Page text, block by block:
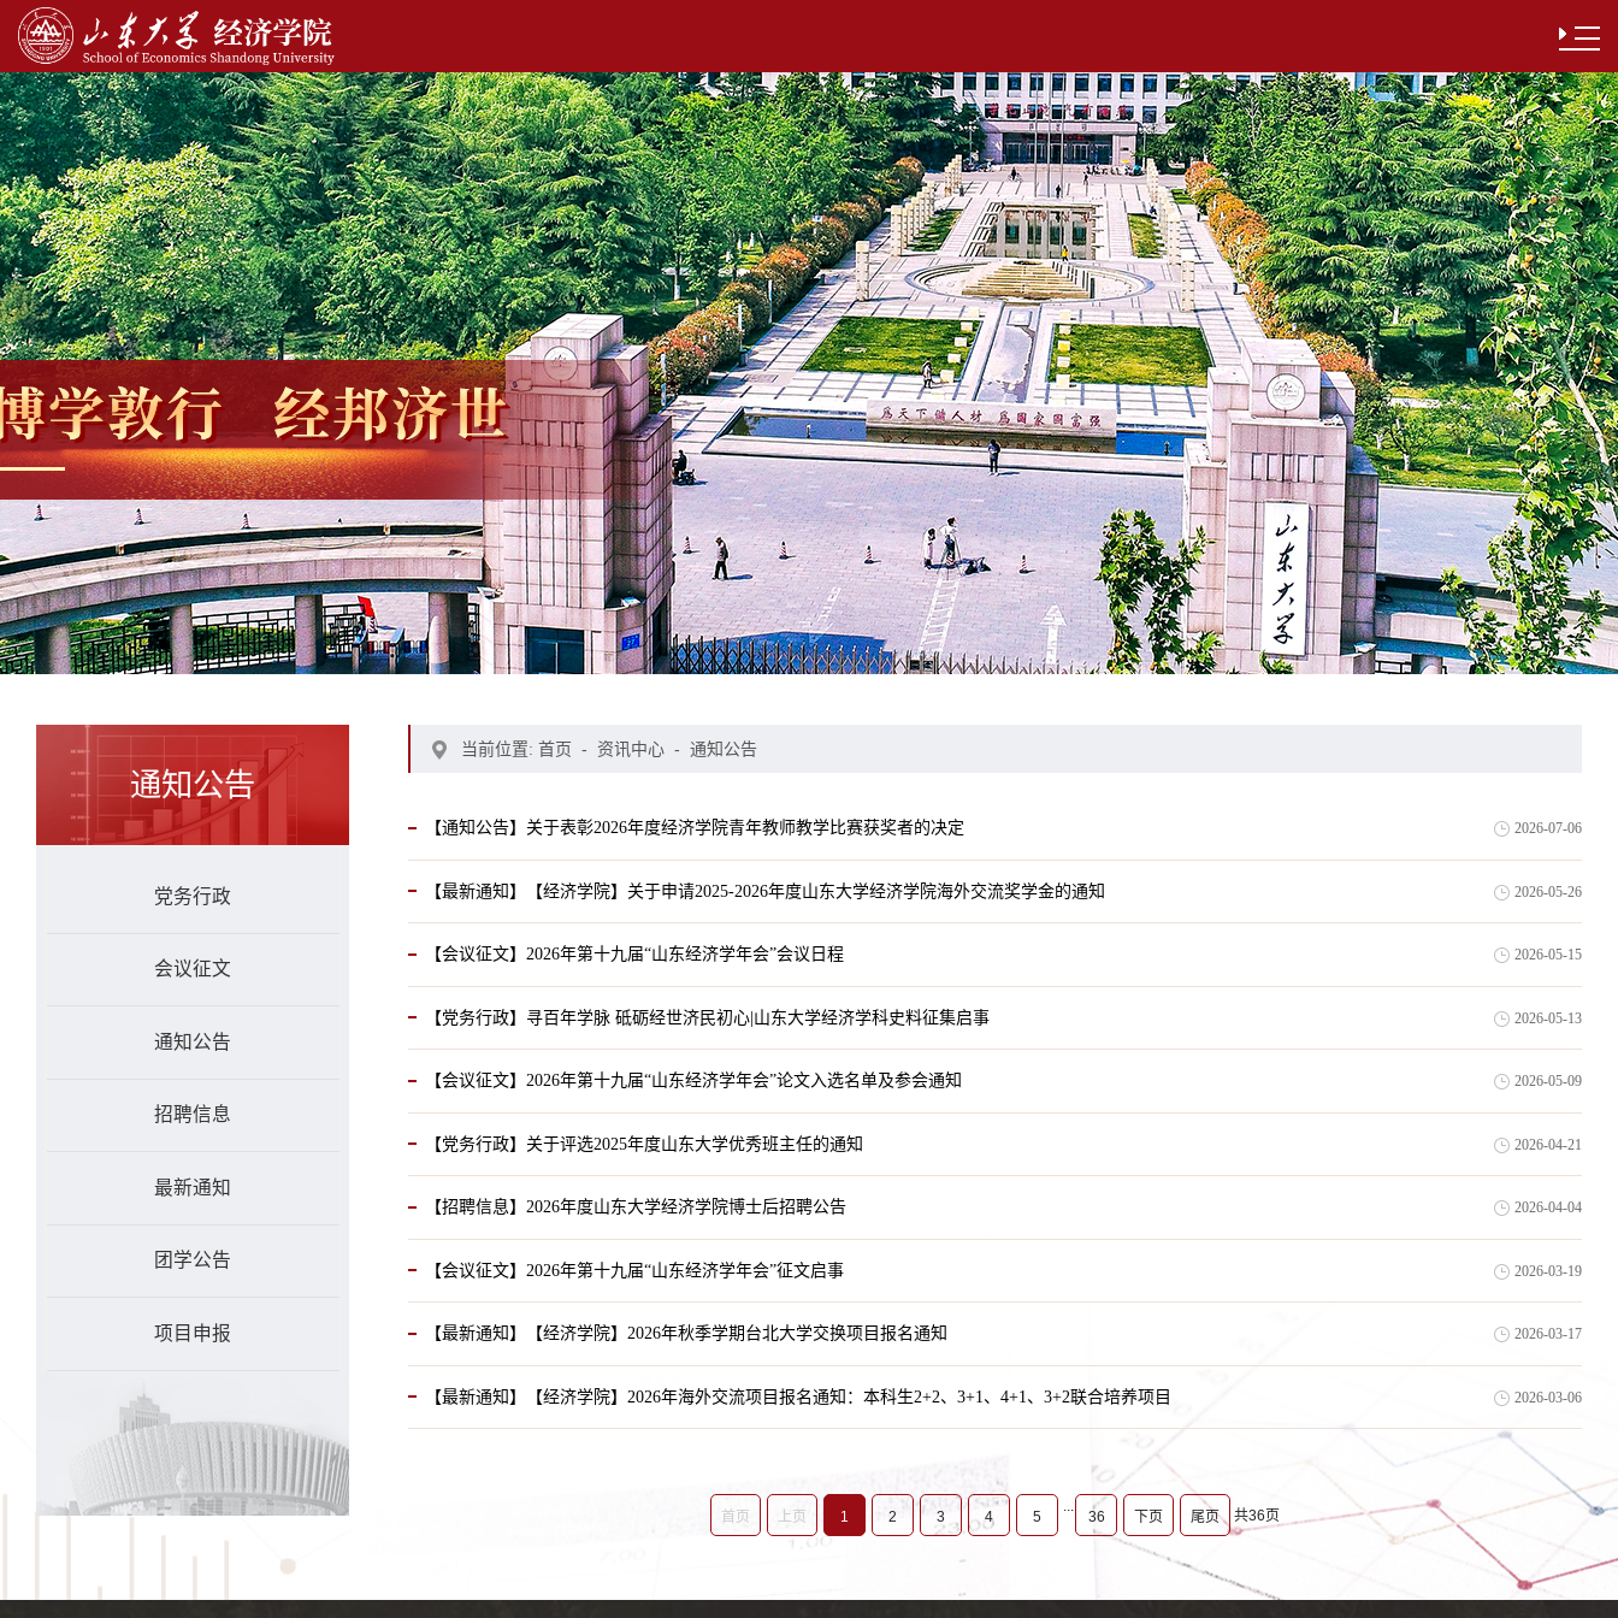
通知公告
党务行政
会议征文
通知公告
招聘信息
最新通知
团学公告
项目申报
当前位置: 首页 - 资讯中心 - 通知公告
【通知公告】关于表彰2026年度经济学院青年教师教学比赛获奖者的决定 2026-07-06
【最新通知】【经济学院】关于申请2025-2026年度山东大学经济学院海外交流奖学金的通知 2026-05-26
【会议征文】2026年第十九届“山东经济学年会”会议日程 2026-05-15
【党务行政】寻百年学脉 砥砺经世济民初心|山东大学经济学科史料征集启事 2026-05-13
【会议征文】2026年第十九届“山东经济学年会”论文入选名单及参会通知 2026-05-09
【党务行政】关于评选2025年度山东大学优秀班主任的通知 2026-04-21
【招聘信息】2026年度山东大学经济学院博士后招聘公告 2026-04-04
【会议征文】2026年第十九届“山东经济学年会”征文启事 2026-03-19
【最新通知】【经济学院】2026年秋季学期台北大学交换项目报名通知 2026-03-17
【最新通知】【经济学院】2026年海外交流项目报名通知：本科生2+2、3+1、4+1、3+2联合培养项目 2026-03-06
首页 上页 1 2 3 4 5 36 下页 尾页 共36页